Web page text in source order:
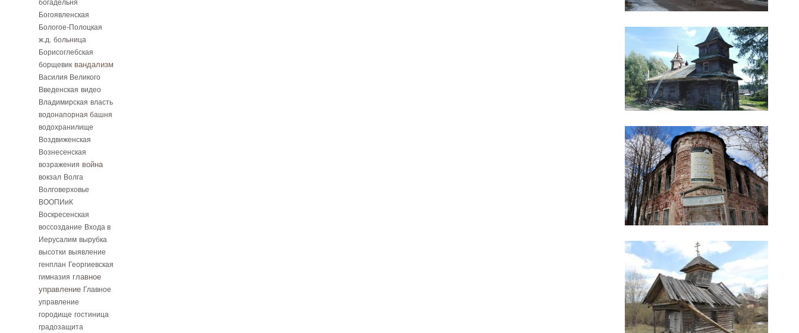
Богоявленская
Бологое-Полоцкая
ж.д. больница
Борисоглебская
борщевик вандализм
Василия Великого
Введенская видео
Владимирская власть
водонапорная башня
водохранилище
Воздвиженская
Вознесенская
возражения война
вокзал Волга
Волговерховье
ВООПИиК
Воскресенская
воссоздание Входа в
Иерусалим вырубка
высотки выявление
генплан Георгиевская
гимназия главное
управление Главное
управление
городище гостиница
градозащита